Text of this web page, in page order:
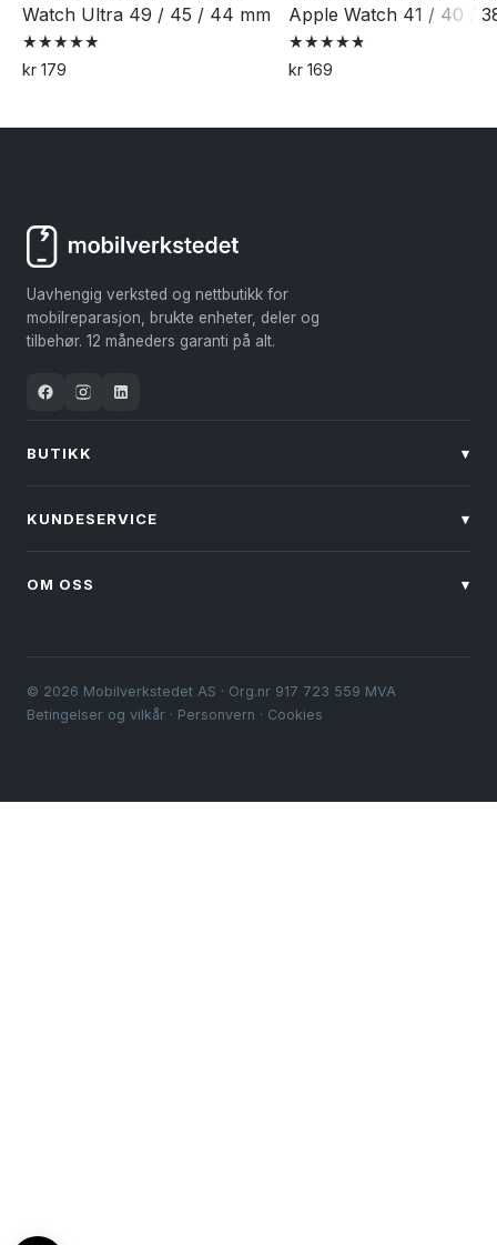
Watch Ultra 49 / 45 / 44 mm
Vurdert
4.94
kr 179
produktet
Alternativene
kan
velges
på
Apple Watch 41 / 40 /
Vurdert
4.85
kr169
produktet
Uavhengig verksted og nettbutikk for
mobilreparasjon, brukte enheter, deler og
tilbehør. 12 måneders garanti på alt.
BUTIKK ▾
KUNDESERVICE ▾
OM OSS ▾
© 2026 Mobilverkstedet AS · Org.nr 917 723 559 MVA
Betingelser og vilkår · Personvern · Cookies